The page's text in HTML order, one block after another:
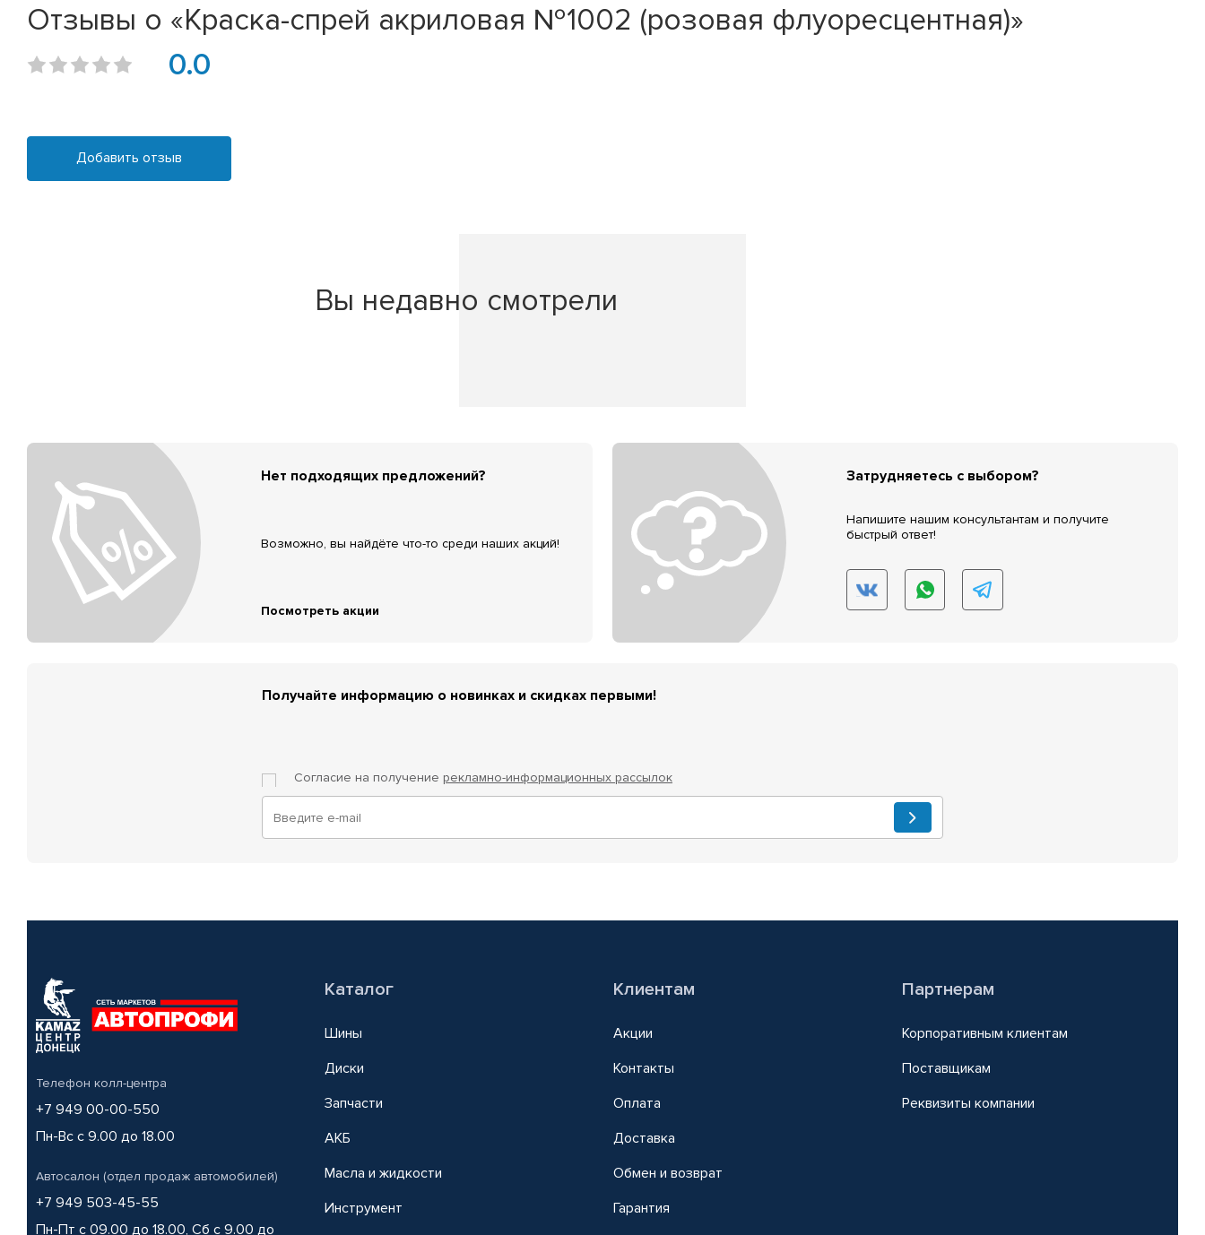
Отзывы о «Краска-спрей акриловая №1002 (розовая флуоресцентная)»
0.0
Добавить отзыв
Вы недавно смотрели
Нет подходящих предложений?
Возможно, вы найдёте что-то среди наших акций!
Посмотреть акции
Затрудняетесь с выбором?
Напишите нашим консультантам и получите
быстрый ответ!
Получайте информацию о новинках и скидках первыми!
Согласие на получение рекламно-информационных рассылок
Телефон колл-центра
+7 949 00-00-550
Пн-Вс с 9.00 до 18.00
Автосалон (отдел продаж автомобилей)
+7 949 503-45-55
Пн-Пт с 09.00 до 18.00, Сб с 9.00 до
Каталог
Шины
Диски
Запчасти
АКБ
Масла и жидкости
Инструмент
Клиентам
Акции
Контакты
Оплата
Доставка
Обмен и возврат
Гарантия
Партнерам
Корпоративным клиентам
Поставщикам
Реквизиты компании